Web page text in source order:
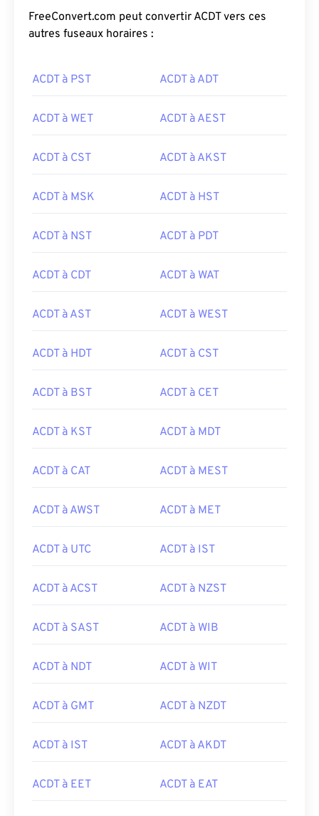
FreeConvert.com peut convertir ACDT vers ces
autres fuseaux horaires :
ACDT à PST ACDT à ADT
ACDT à WET ACDT à AEST
ACDT à CST ACDT à AKST
ACDT à MSK ACDT à HST
ACDT à NST ACDT à PDT
ACDT à CDT ACDT à WAT
ACDT à AST ACDT à WEST
ACDT à HDT ACDT à CST
ACDT à BST ACDT à CET
ACDT à KST ACDT à MDT
ACDT à CAT ACDT à MEST
ACDT à AWST ACDT à MET
ACDT à UTC ACDT à IST
ACDT à ACST ACDT à NZST
ACDT à SAST ACDT à WIB
ACDT à NDT ACDT à WIT
ACDT à GMT ACDT à NZDT
ACDT à IST ACDT à AKDT
ACDT à EET ACDT à EAT